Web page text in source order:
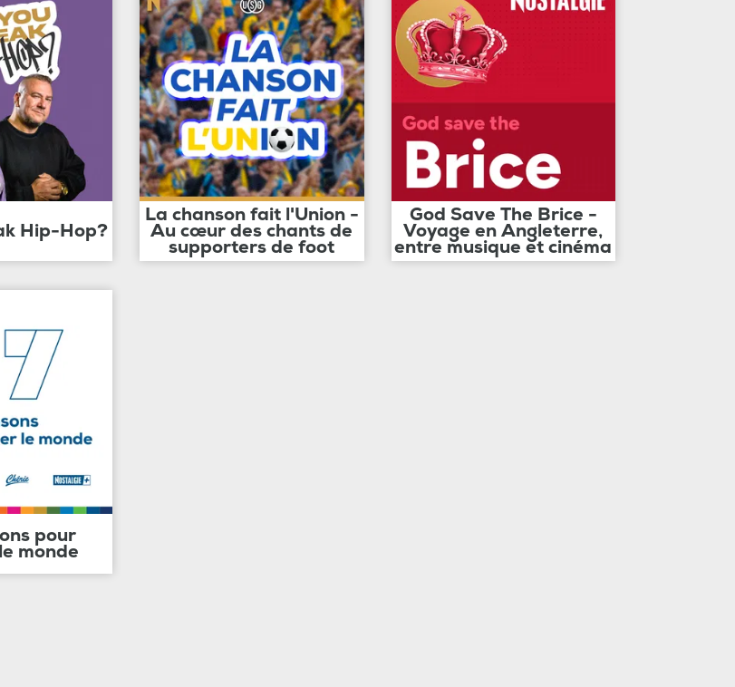
Hip-Hop?
La chanson fait l'Union -
Au cœur des chants de
supporters de foot
God Save The Brice -
Voyage en Angleterre,
entre musique et cinéma
pour
monde